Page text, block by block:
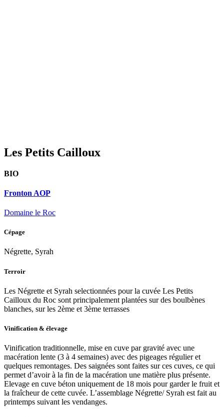
Les Petits Cailloux
BIO
Fronton AOP
Domaine le Roc
Cépage
Négrette, Syrah
Terroir
Les Négrette et Syrah selectionnées pour la cuvée Les Petits
Cailloux du Roc sont principalement plantées sur des boulbènes
blanches, sur les 2ème et 3ème terrasses
Vinification & élevage
Vinification traditionnelle, mise en cuve par gravité avec une
macération lente (3 à 4 semaines) avec des pigeages régulier et
quelques remontages. Des saignées sont faites sur ces cuves, ce qui
permet d’avoir à la fin de la macération une matière plus présente.
Elevage en cuve béton uniquement de 18 mois pour garder le fruit et
la fraîcheur de cette cuvée. L’assemblage Négrette/ Syrah est fait au
printemps suivant les vendanges.